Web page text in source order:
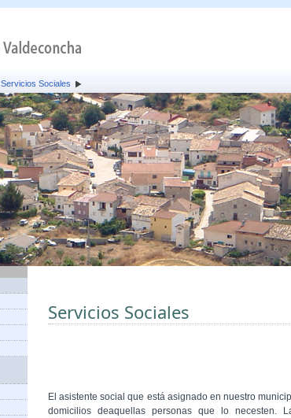
Servicios Sociales
Servicios Sociales
El asistente social que está asignado en nuestro
domicilios deaquellas personas que lo necesten.